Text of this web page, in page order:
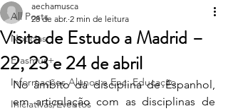
All Posts
Notícias
Erasmus+
Informações Alunos e Enc. Educação
Iniciativas/Eventos
Visita de Estudo a Madrid –
22, 23 e 24 de abril
aechamusca
28 de abr. 2 min de leitura
No âmbito da disciplina de Espanhol,
em articulação com as disciplinas de